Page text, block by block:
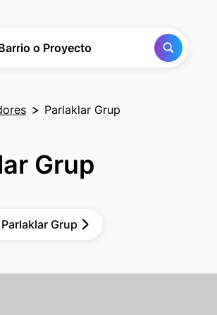
o Proyecto
Parlaklar Grup
Grup
Grup